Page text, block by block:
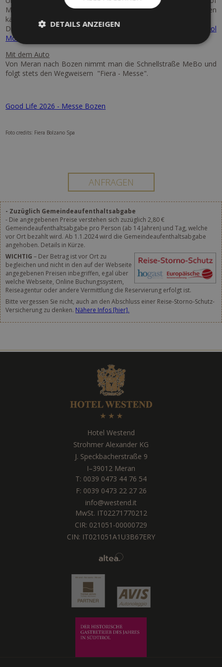
Meran entfernt, von dem man den Zug bis zur Messe nehmen
kann (Bolzano Sud/Fiera).
Die Fahrtzeiten von und nach Meran sind auf der Seite
Südtirol
Mobil
Mit dem Auto
Von Meran nach Bozen nimmt man die Schnellstraße MeBo und
folgt stets den Wegweisern "Fiera - Messe".
Good Life 2026 - Messe Bozen
Foto credits: Fiera Bolzano Spa
- Zuzüglich Gemeindeaufenthaltsabgabe
- Die angegebenen Preise verstehen sich zuzüglich 2,80 €
Gemeindeaufenthaltsabgabe pro Person (ab 14 Jahren) und Tag, welche
vor Ort bezahlt wird. Ab 1.1.2024 wird die Gemeindeaufenthaltsabgabe
angehoben. Details in Kürze.
WICHTIG – Der Betrag ist vor Ort zu
begleichen und nicht in den auf der Webseite
angegebenen Preisen inbegriffen, egal über
welche Webseite, Online Buchungssystem,
Reiseagentur oder andere Vermittlung die Reservierung erfolgt ist.
Bitte vergessen Sie nicht, auch an den Abschluss einer Reise-Storno-Schutz-
Versicherung zu denken. Nähere Infos [hier].
Hotel Westend
Strohmer Alexander KG
J. Speckbacherstraße 9
I–39012 Meran
T: 0039 0473 44 76 54
F: 0039 0473 22 27 26
info@westend.it
MwSt. IT02271770212
CIR: 021051-00000729
CIN: IT021051A1U3B67ERY
DETAILS ANZEIGEN